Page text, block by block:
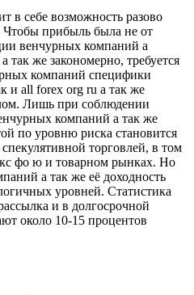
в себе возможность разово
прибыль была не от
венчурных компаний а
так же закономерно, требуется
компаний специфики
и all forex org ru а так же
Лишь при соблюдении
компаний а так же
по уровню риска становится
торговлей, в том
фо ю и товарном рынках. Но
а так же её доходность
уровней. Статистика
и в долгосрочной
около 10-15 процентов